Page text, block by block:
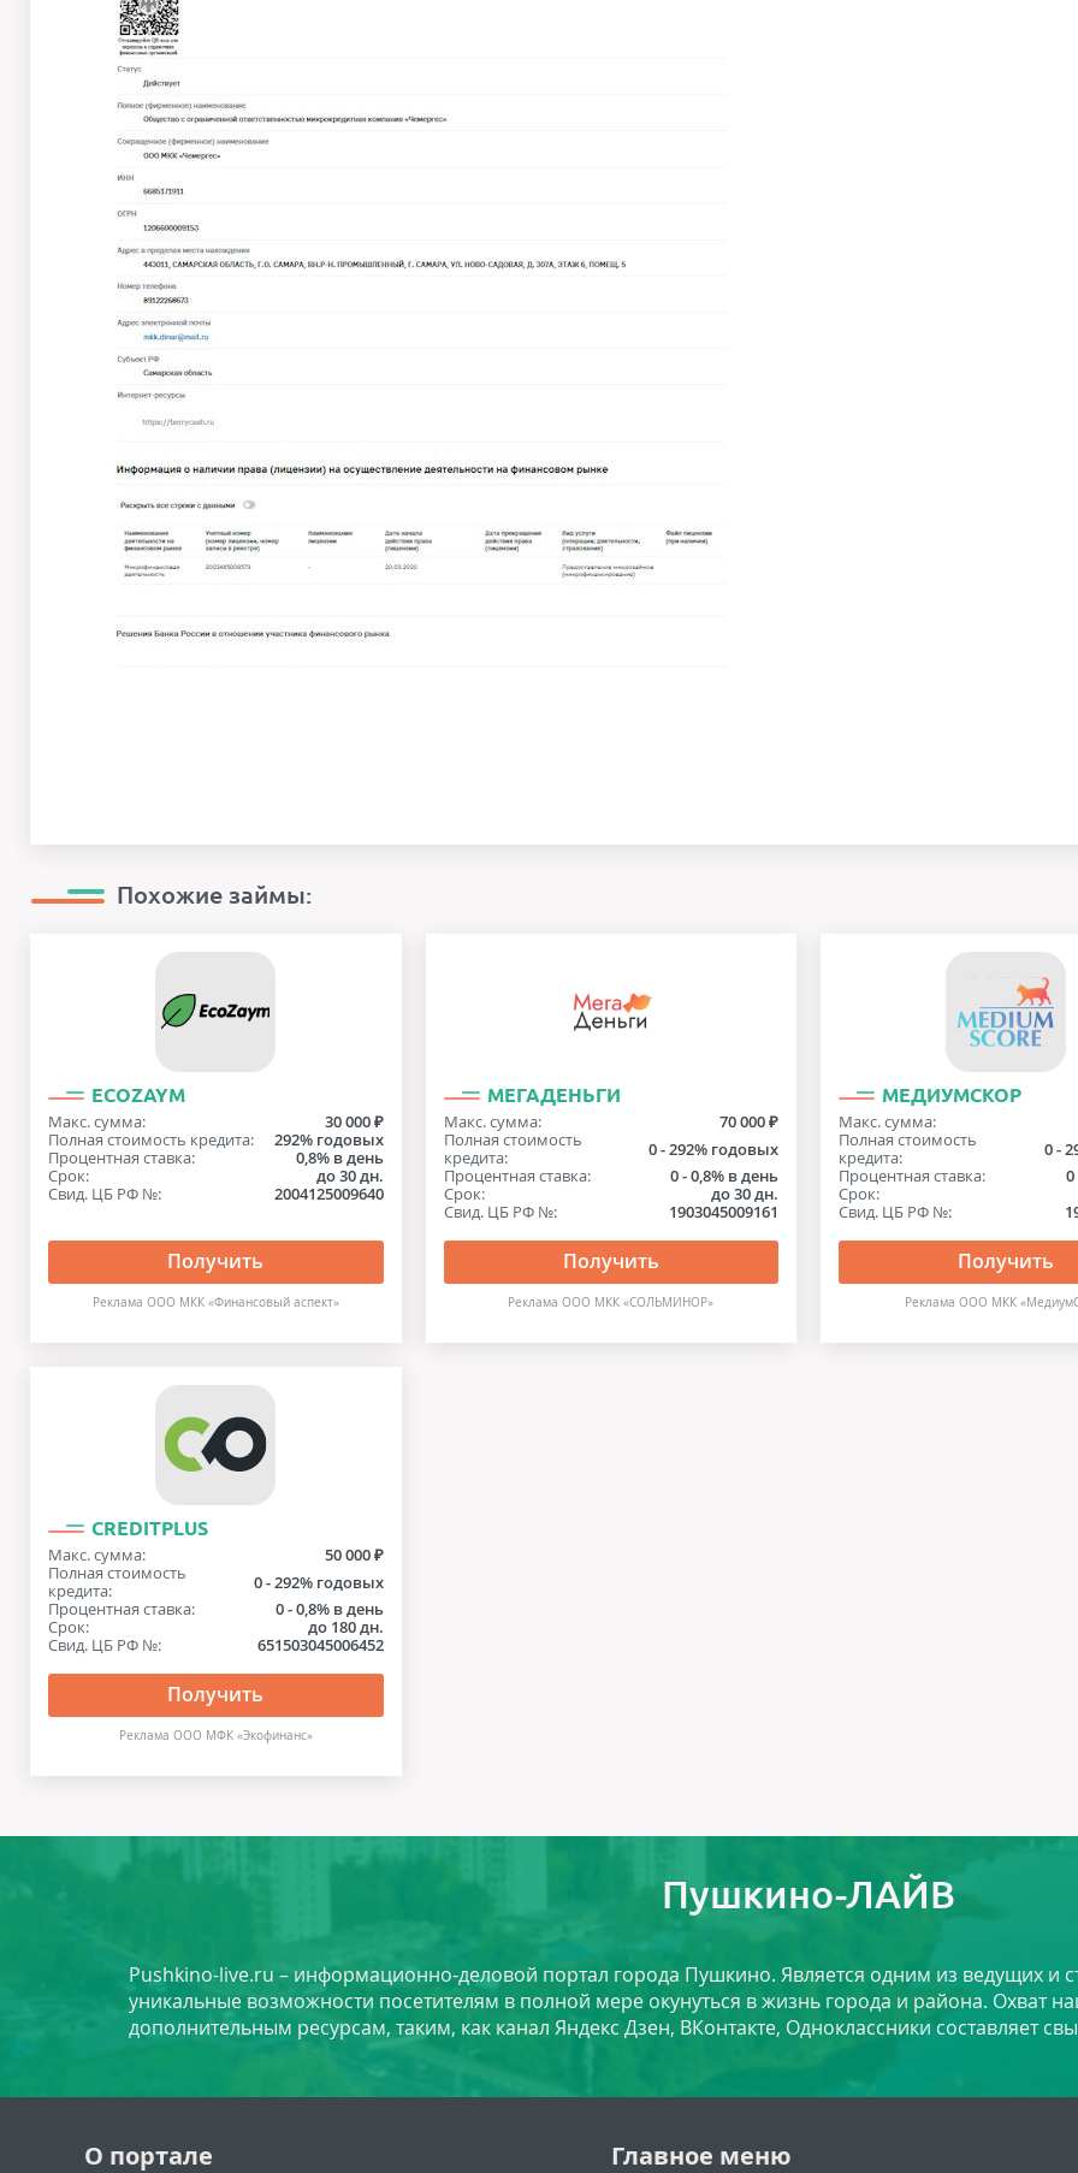
Похожие займы:
ECOZAYM
Макс. сумма:
30 000 ₽
Полная стоимость кредита:
292% годовых
Процентная ставка:
0,8% в день
Срок:
до 30 дн.
Свид. ЦБ РФ №:
2004125009640
Получить
Реклама ООО МКК «Финансовый аспект»
МЕГАДЕНЬГИ
Макс. сумма:
70 000 ₽
Полная стоимость
кредита:
0 - 292% годовых
Процентная ставка:
0 - 0,8% в день
Срок:
до 30 дн.
Свид. ЦБ РФ №:
1903045009161
Получить
Реклама ООО МКК «СОЛЬМИНОР»
МЕДИУМСКОР
Макс. сумма:
Полная стоимость
кредита:
0 -
Процентная ставка:
0
Срок:
Свид. ЦБ РФ №:
Получить
Реклама ООО МКК
CREDITPLUS
Макс. сумма:
50 000 ₽
Полная стоимость
кредита:
0 - 292% годовых
Процентная ставка:
0 - 0,8% в день
Срок:
до 180 дн.
Свид. ЦБ РФ №:
651503045006452
Получить
Реклама ООО МФК «Экофинанс»
Пушкино-ЛАЙВ
Pushkino-live.ru – информационно-деловой портал города Пушкино. Является одним из ведущих и
уникальные возможности посетителям в полной мере окунуться в жизнь города и района. Охват
дополнительным ресурсам, таким, как канал Яндекс Дзен, ВКонтакте, Одноклассники составляет
О портале Главное меню